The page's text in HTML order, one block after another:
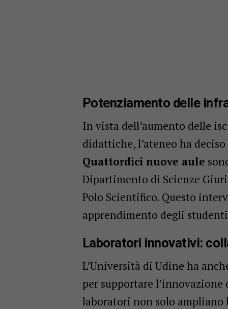
Potenziamento delle
In vista dell’aumento delle
didattiche, l’ateneo ha
Quattordici nuove aule
Dipartimento di Scienze
Polo Scientifico. Questo
apprendimento degli
Laboratori innovativi:
L’Università di Udine ha
per supportare
laboratori non solo ampliano